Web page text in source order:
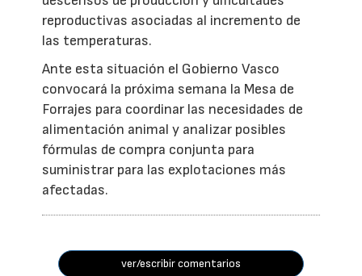
reproductivas asociadas al incremento de
las temperaturas.
Ante esta situación el Gobierno Vasco
convocará la próxima semana la Mesa de
Forrajes para coordinar las necesidades de
alimentación animal y analizar posibles
fórmulas de compra conjunta para
suministrar para las explotaciones más
afectadas.
ver/escribir comentarios